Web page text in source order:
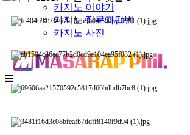
카지노 이야기
카지노 질문과답변
카지노 사진